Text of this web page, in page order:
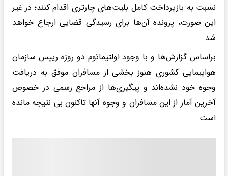
نسبت به بازپرداخت کامل بلیت‌های چارتری اقدام کنند؛ در غیر
این صورت، پرونده آن‌ها برای رسیدگی قضایی ارجاع خواهد
شد.
براساس گزارش‌ها و با وجود اولتیماتوم دو روزه رییس سازمان
هواپیمایی کشوری هنوز بخشی از مسافران موفق به دریافت
وجوه خود نشده‌اند و پیگیری‌ها از مراجع رسمی در خصوص
آخرین آمار از این مسافران و وجوه آنها تاکنون بی نتیجه مانده
است.